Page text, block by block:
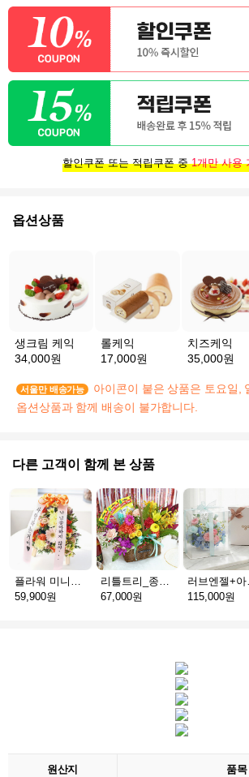
할인쿠폰 또는 적립쿠폰 중1개만 사용
옵션상품
생크림 케익
34,000원
롤케익
17,000원
치즈케익
35,000원
서울만 배송가능
아이콘이 붙은 상품은 토요일,
옵션상품과 함께 배송이 불가합니다.
다른 고객이 함께 본 상품
59,900원
67,000원
러브엔젤+
115,000원
원산지 품목